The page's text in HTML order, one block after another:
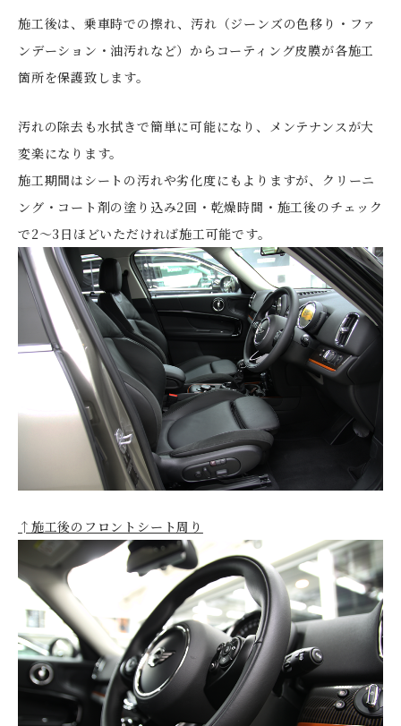
施工後は、乗車時での擦れ、汚れ（ジーンズの色移り・ファ
ンデーション・油汚れなど）からコーティング皮膜が各施工
箇所を保護致します。
汚れの除去も水拭きで簡単に可能になり、メンテナンスが大
変楽になります。
施工期間はシートの汚れや劣化度にもよりますが、クリーニ
ング・コート剤の塗り込み2回・乾燥時間・施工後のチェック
で2〜3日ほどいただければ施工可能です。
↑施工後のフロントシート周り